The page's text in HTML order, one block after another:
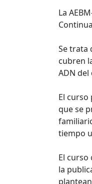
La
Se trata
cubren
ADN
El
que se
tiempo
El curso
la